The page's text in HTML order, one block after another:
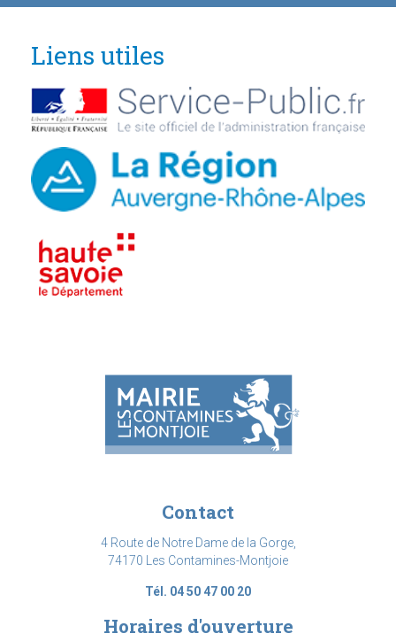
Liens utiles
Contact
4 Route de Notre Dame de la Gorge,
74170 Les Contamines-Montjoie
Tél. 04 50 47 00 20
Horaires d'ouverture